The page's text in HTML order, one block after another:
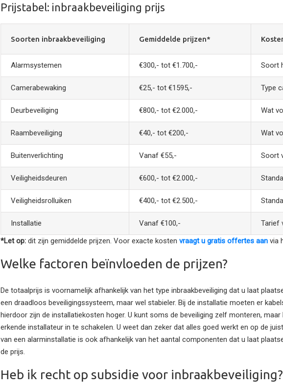
Prijstabel: inbraakbeveiliging prijs
Soorten inbraakbeveiliging Gemiddelde prijzen*
Alarmsystemen €300,- tot €1.700,- Soort
Camerabewaking €25,- tot €1595,- Type
Deurbeveiliging €800,- tot €2.000,- Wat
Raambeveiliging €40,- tot €200,- Wat
Buitenverlichting Vanaf €55,- Soort
Veiligheidsdeuren €600,- tot €2.000,-
Veiligheidsrolluiken €400,- tot €2.500,-
Installatie Vanaf €100,-
Tarief
*Let op: dit zijn gemiddelde prijzen. Voor exacte kosten vraagt u gratis offertes aan via
Welke factoren beïnvloeden de prijzen?
De totaalprijs is voornamelijk afhankelijk van het type inbraakbeveiliging dat u laat
een draadloos beveiligingssysteem, maar wel stabieler. Bij de installatie moeten er
hierdoor zijn de installatiekosten hoger. U kunt soms de beveiliging zelf monteren,
erkende installateur in te schakelen. U weet dan zeker dat alles goed werkt en op de
van een alarminstallatie is ook afhankelijk van het aantal componenten dat u laat
de prijs.
Heb ik recht op subsidie voor inbraakbeveiliging?